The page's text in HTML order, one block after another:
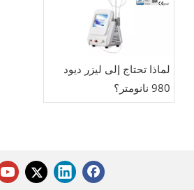
لماذا تحتاج إلى ليزر ديود
980 نانومتر؟